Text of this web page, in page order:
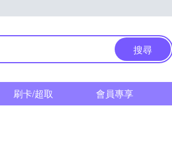
搜尋
刷卡/超取 會員專享